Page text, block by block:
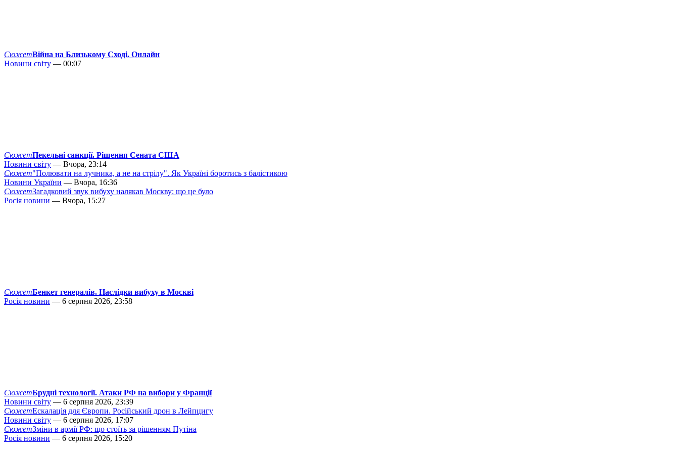
СюжетВійна на Близькому Сході. Онлайн
Новини світу — 00:07
СюжетПекельні санкції. Рішення Сената США
Новини світу — Вчора, 23:14
Сюжет"Полювати на лучника, а не на стрілу". Як Україні боротись з балістикою
Новини України — Вчора, 16:36
СюжетЗагадковий звук вибуху налякав Москву: що це було
Росія новини — Вчора, 15:27
СюжетБенкет генералів. Наслідки вибуху в Москві
Росія новини — 6 серпня 2026, 23:58
СюжетБрудні технології. Атаки РФ на вибори у Франції
Новини світу — 6 серпня 2026, 23:39
СюжетЕскалація для Європи. Російський дрон в Лейпцигу
Новини світу — 6 серпня 2026, 17:07
СюжетЗміни в армії РФ: що стоїть за рішенням Путіна
Росія новини — 6 серпня 2026, 15:20